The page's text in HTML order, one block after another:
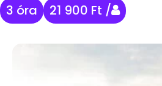
3 óra 21 900 Ft /